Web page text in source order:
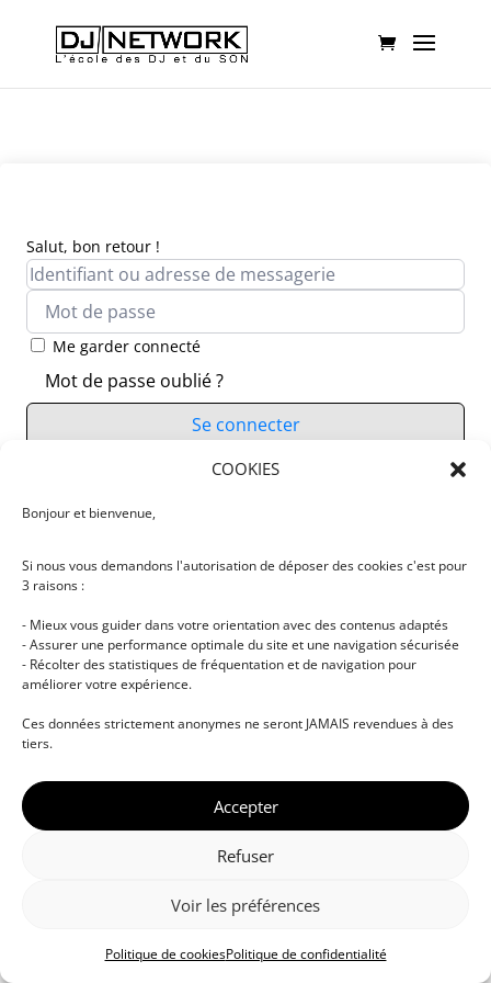
COOKIES
Bonjour et bienvenue,
Si nous vous demandons l'autorisation de déposer des cookies c'est pour
3 raisons :
- Mieux vous guider dans votre orientation avec des contenus adaptés
- Assurer une performance optimale du site et une navigation sécurisée
- Récolter des statistiques de fréquentation et de navigation pour
améliorer votre expérience.
Ces données strictement anonymes ne seront JAMAIS revendues à des
tiers.
Accepter
Refuser
Voir les préférences
Politique de cookiesPolitique de confidentialité
Salut, bon retour !
Me garder connecté
Mot de passe oublié ?
Se connecter
Vous n’avez pas de compte ?
musicale • Certifications professionnelles • Paris •